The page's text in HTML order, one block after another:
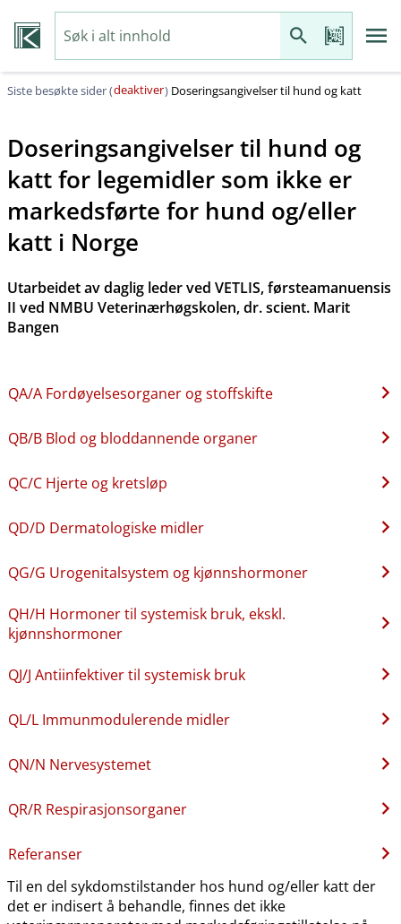
Siste besøkte sider (deaktiver) Doseringsangivelser til hund og katt
Doseringsangivelser til hund og
katt for legemidler som ikke er
markedsførte for hund og​/​eller
katt i Norge
Utarbeidet av daglig leder ved VETLIS, førsteamanuensis
II ved NMBU Veterinærhøgskolen, dr. scient. Marit
Bangen
QA​/​A Fordøyelsesorganer og stoffskifte
QB​/​B Blod og bloddannende organer
QC​/​C Hjerte og kretsløp
QD​/​D Dermatologiske midler
QG​/​G Urogenitalsystem og kjønnshormoner
QH​/​H Hormoner til systemisk bruk, ekskl.
kjønnshormoner
QJ​/​J Antiinfektiver til systemisk bruk
QL​/​L Immunmodulerende midler
QN​/​N Nervesystemet
QR​/​R Respirasjonsorganer
Referanser
Til en del sykdomstilstander hos hund og​/​eller katt der
det er indisert å behandle, finnes det ikke